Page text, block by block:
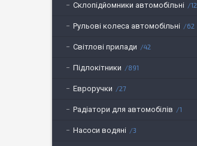
Склопідйомники автомобільні 12
Рульові колеса автомобільні 62
Світлові прилади 42
Підлокітники 891
Евроручки 27
Радіатори для автомобілів 1
Насоси водяні 3